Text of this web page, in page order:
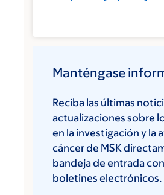
Manténgase
Reciba las últimas
actualizaciones sobre
en la investigación y la
cáncer de MSK
bandeja de entrada
boletines electrónicos.